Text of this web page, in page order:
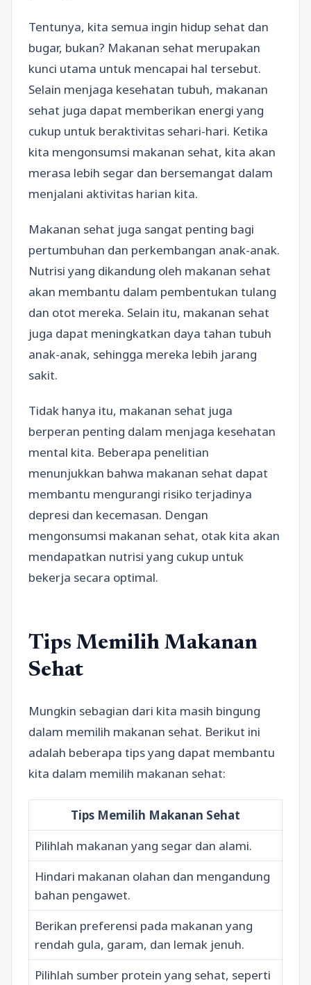
Tentunya, kita semua ingin hidup sehat dan
bugar, bukan? Makanan sehat merupakan
kunci utama untuk mencapai hal tersebut.
Selain menjaga kesehatan tubuh, makanan
sehat juga dapat memberikan energi yang
cukup untuk beraktivitas sehari-hari. Ketika
kita mengonsumsi makanan sehat, kita akan
merasa lebih segar dan bersemangat dalam
menjalani aktivitas harian kita.
Makanan sehat juga sangat penting bagi
pertumbuhan dan perkembangan anak-anak.
Nutrisi yang dikandung oleh makanan sehat
akan membantu dalam pembentukan tulang
dan otot mereka. Selain itu, makanan sehat
juga dapat meningkatkan daya tahan tubuh
anak-anak, sehingga mereka lebih jarang
sakit.
Tidak hanya itu, makanan sehat juga
berperan penting dalam menjaga kesehatan
mental kita. Beberapa penelitian
menunjukkan bahwa makanan sehat dapat
membantu mengurangi risiko terjadinya
depresi dan kecemasan. Dengan
mengonsumsi makanan sehat, otak kita akan
mendapatkan nutrisi yang cukup untuk
bekerja secara optimal.
Tips Memilih Makanan
Sehat
Mungkin sebagian dari kita masih bingung
dalam memilih makanan sehat. Berikut ini
adalah beberapa tips yang dapat membantu
kita dalam memilih makanan sehat:
Tips Memilih Makanan Sehat
Pilihlah makanan yang segar dan alami.
Hindari makanan olahan dan mengandung
bahan pengawet.
Berikan preferensi pada makanan yang
rendah gula, garam, dan lemak jenuh.
Pilihlah sumber protein yang sehat, seperti